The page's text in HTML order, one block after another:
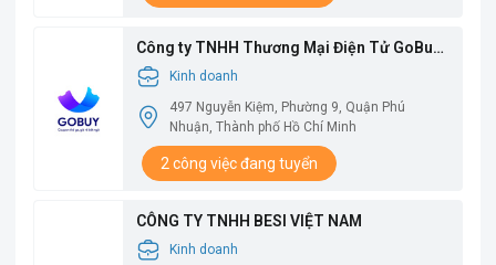
Công ty TNHH Thương Mại Điện Tử GoBuy
Việt NamKinh doanh
497 Nguyễn Kiệm, Phường 9, Quận Phú
Nhuận, Thành phố Hồ Chí Minh
2 công việc đang tuyển
CÔNG TY TNHH BESI VIỆT NAM
Kinh doanh